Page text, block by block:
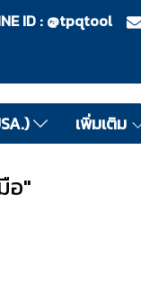
ID : @tpqtool
เพิ่มเติม
อ"